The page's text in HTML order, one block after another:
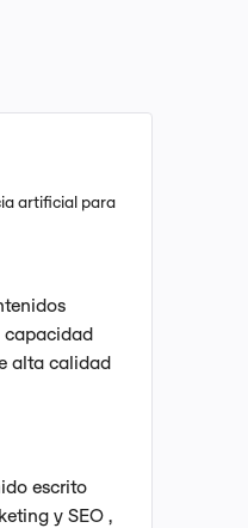
artificial para
capacidad
alta calidad
escrito
y SEO ,